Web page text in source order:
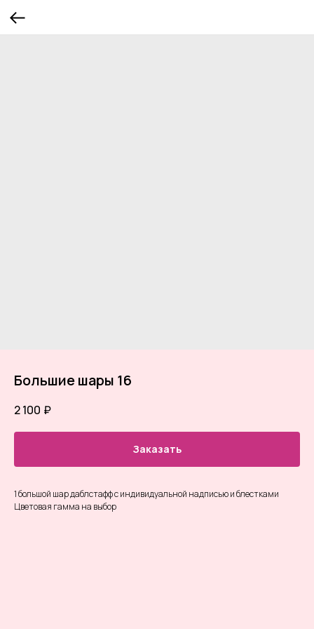
Большие шары 16
2 100 ₽
Заказать
1 большой шар даблстафф с индивидуальной надписью и блестками
Цветовая гамма на выбор